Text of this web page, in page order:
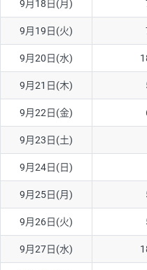
ソ/円は10万通貨単位。
9月18日(月)
9月19日(火)
9月20日(水)
9月21日(木)
9月22日(金)
9月23日(土)
9月24日(日)
9月25日(月)
9月26日(火)
9月27日(水)